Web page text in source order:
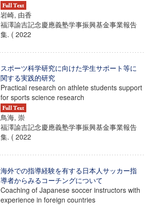
岩崎, 由香
福澤諭吉記念慶應義塾学事振興基金事業報告
集. ( 2022
スポーツ科学研究に向けた学生サポート等に
関する実践的研究
Practical research on athlete students support
for sports science research
鳥海, 崇
福澤諭吉記念慶應義塾学事振興基金事業報告
集. ( 2022
海外での指導経験を有する日本人サッカー指
導者からみるコーチングについて
Coaching of Japanese soccer instructors with
experience in foreign countries